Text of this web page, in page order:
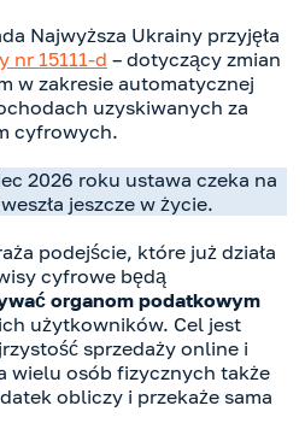
Najwyższa Ukrainy przyjęła
nr 15111-d – dotyczący zmian
w zakresie automatycznej
uzyskiwanych za
cyfrowych.
2026 roku ustawa czeka na
jeszcze w życie.
podejście, które już działa
cyfrowe będą
organom podatkowym
użytkowników. Cel jest
sprzedaży online i
wielu osób fizycznych także
obliczy i przekaże sama